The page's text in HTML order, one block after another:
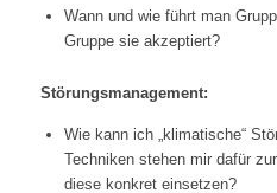
Wann und wie führt man
Gruppe sie akzeptiert?
Störungsmanagement:
Wie kann ich „klimatische“
Techniken stehen mir dafür
diese konkret einsetzen?